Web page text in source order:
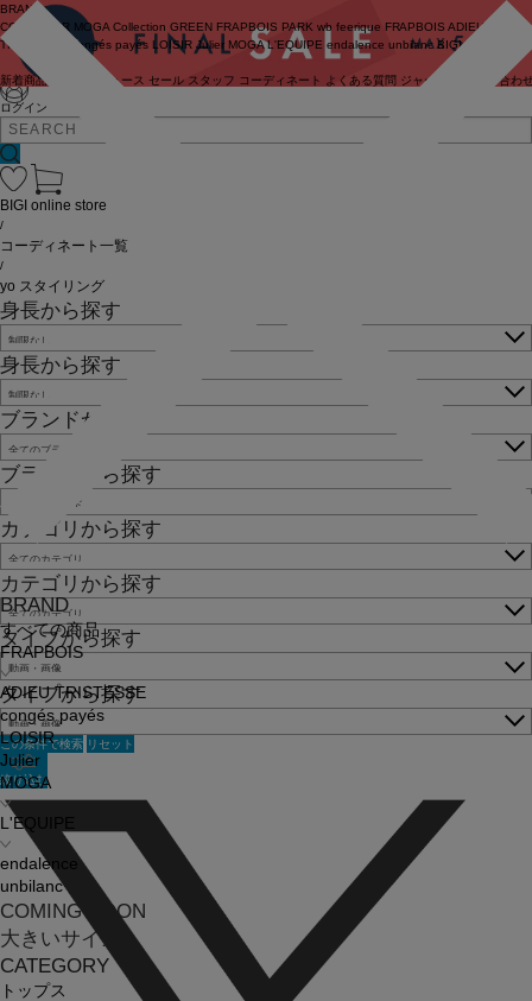
ログイン
BRAND
COUTURIER MOGA Collection GREEN FRAPBOIS PARK wb feerique FRAPBOIS ADIEU
TRISTESSE
congés payés LOISIR Julier MOGA L'EQUIPE endalence unbilanc BIGI online store
新着商品 ニュース セール スタッフ コーディネート よくある質問 ジャーナル お問い合わ
BRAND
すべての商品
FRAPBOIS
ADIEU TRISTESSE
congés payés
LOISIR
Julier
MOGA
L'EQUIPE
endalence
unbilanc
COMING SOON
大きいサイズ
CATEGORY
トップス
BIGI online store
/
コーディネート一覧
/
yo スタイリング
身長から探す
身長から探す
ブランドから探す
ブランドから探す
カテゴリから探す
カテゴリから探す
タイプから探す
タイプから探す
この条件で検索 リセット
絞り込む